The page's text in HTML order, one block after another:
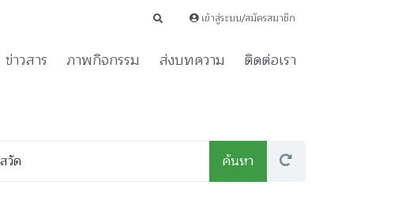
เข้าสู่ระบบ/สมัครสมาชิก
ข่าวสาร ภาพกิจกรรม ส่งบทความ ติดต่อเรา